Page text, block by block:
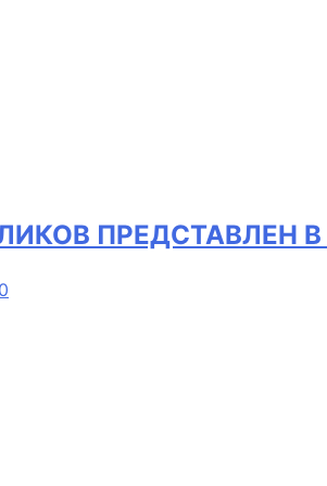
ПРЕДСТАВЛЕН
0